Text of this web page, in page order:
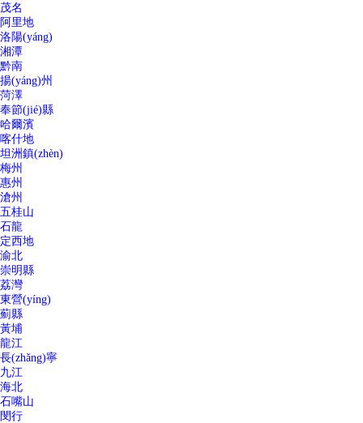
茂名
阿里地
洛陽(yáng)
湘潭
黔南
揚(yáng)州
菏澤
奉節(jié)縣
哈爾濱
喀什地
坦洲鎮(zhèn)
梅州
惠州
滄州
五桂山
石龍
定西地
渝北
崇明縣
荔灣
東營(yíng)
薊縣
黃埔
龍江
長(zhǎng)寧
九江
海北
石嘴山
閔行